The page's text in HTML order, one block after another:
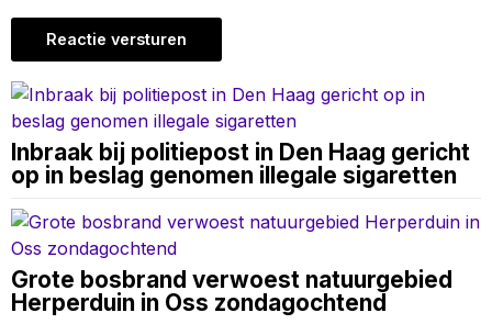
Inbraak bij politiepost in Den Haag gericht
op in beslag genomen illegale sigaretten
Grote bosbrand verwoest natuurgebied
Herperduin in Oss zondagochtend